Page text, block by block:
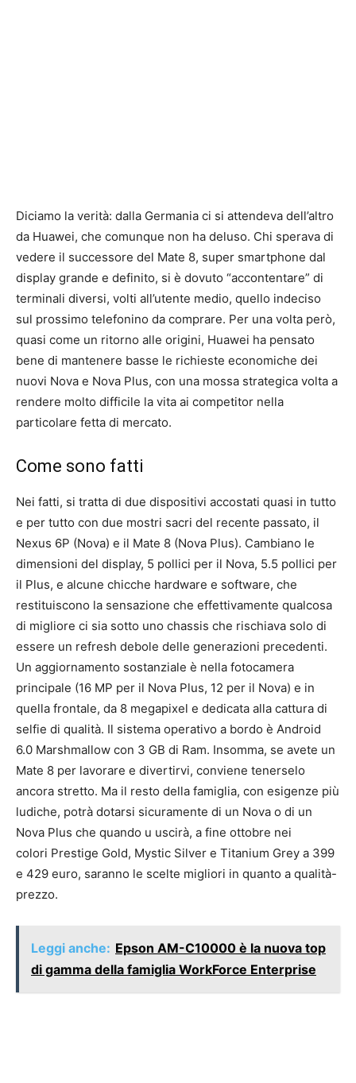
Diciamo la verità: dalla Germania ci si attendeva dell’altro
da Huawei, che comunque non ha deluso. Chi sperava di
vedere il successore del Mate 8, super smartphone dal
display grande e definito, si è dovuto “accontentare” di
terminali diversi, volti all’utente medio, quello indeciso
sul prossimo telefonino da comprare. Per una volta però,
quasi come un ritorno alle origini, Huawei ha pensato
bene di mantenere basse le richieste economiche dei
nuovi Nova e Nova Plus, con una mossa strategica volta a
rendere molto difficile la vita ai competitor nella
particolare fetta di mercato.
Come sono fatti
Nei fatti, si tratta di due dispositivi accostati quasi in tutto
e per tutto con due mostri sacri del recente passato, il
Nexus 6P (Nova) e il Mate 8 (Nova Plus). Cambiano le
dimensioni del display, 5 pollici per il Nova, 5.5 pollici per
il Plus, e alcune chicche hardware e software, che
restituiscono la sensazione che effettivamente qualcosa
di migliore ci sia sotto uno chassis che rischiava solo di
essere un refresh debole delle generazioni precedenti.
Un aggiornamento sostanziale è nella fotocamera
principale (16 MP per il Nova Plus, 12 per il Nova) e in
quella frontale, da 8 megapixel e dedicata alla cattura di
selfie di qualità. Il sistema operativo a bordo è Android
6.0 Marshmallow con 3 GB di Ram. Insomma, se avete un
Mate 8 per lavorare e divertirvi, conviene tenerselo
ancora stretto. Ma il resto della famiglia, con esigenze più
ludiche, potrà dotarsi sicuramente di un Nova o di un
Nova Plus che quando u uscirà, a fine ottobre nei
colori Prestige Gold, Mystic Silver e Titanium Grey a 399
e 429 euro, saranno le scelte migliori in quanto a qualità-
prezzo.
Leggi anche: Epson AM-C10000 è la nuova top
di gamma della famiglia WorkForce Enterprise